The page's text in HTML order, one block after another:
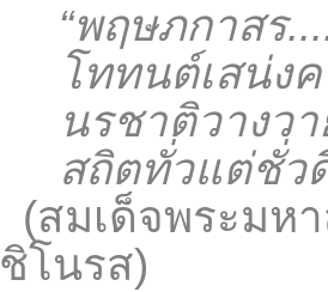
“พฤษภกาสร
โททนต์เสน่งค
นรชาติวางวา
สถิตทั่วแต่ชั่วดี
(สมเด็จพระมห
ชิโนรส)